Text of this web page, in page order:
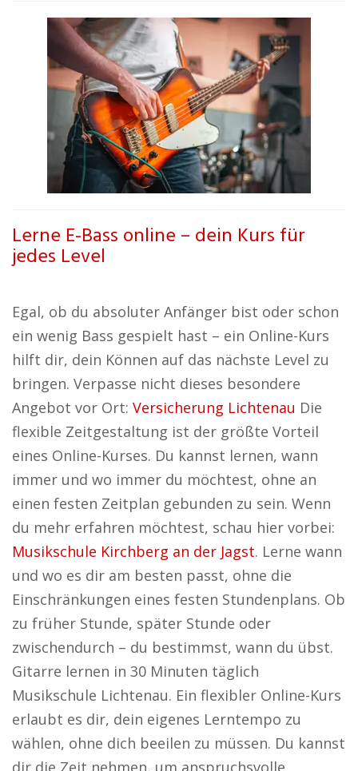
Lerne E-Bass online – dein Kurs für
jedes Level
Egal, ob du absoluter Anfänger bist oder schon
ein wenig Bass gespielt hast – ein Online-Kurs
hilft dir, dein Können auf das nächste Level zu
bringen. Verpasse nicht dieses besondere
Angebot vor Ort: Versicherung Lichtenau Die
flexible Zeitgestaltung ist der größte Vorteil
eines Online-Kurses. Du kannst lernen, wann
immer und wo immer du möchtest, ohne an
einen festen Zeitplan gebunden zu sein. Wenn
du mehr erfahren möchtest, schau hier vorbei:
Musikschule Kirchberg an der Jagst. Lerne wann
und wo es dir am besten passt, ohne die
Einschränkungen eines festen Stundenplans. Ob
zu früher Stunde, später Stunde oder
zwischendurch – du bestimmst, wann du übst.
Gitarre lernen in 30 Minuten täglich
Musikschule Lichtenau. Ein flexibler Online-Kurs
erlaubt es dir, dein eigenes Lerntempo zu
wählen, ohne dich beeilen zu müssen. Du kannst
dir die Zeit nehmen, um anspruchsvolle